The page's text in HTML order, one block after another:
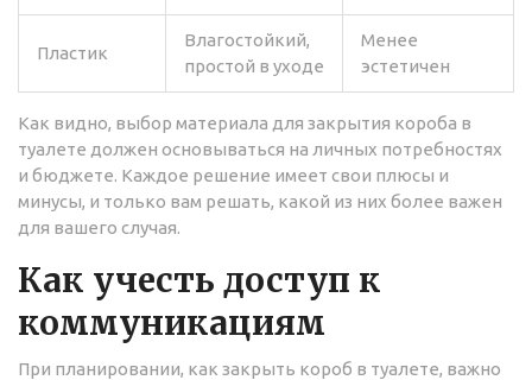
Пластик
Влагостойкий,
простой в уходе
Менее
эстетичен
Как видно, выбор материала для закрытия короба в
туалете должен основываться на личных потребностях
и бюджете. Каждое решение имеет свои плюсы и
минусы, и только вам решать, какой из них более важен
для вашего случая.
Как учесть доступ к
коммуникациям
При планировании, как закрыть короб в туалете, важно